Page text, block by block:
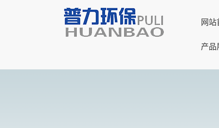
网站
产